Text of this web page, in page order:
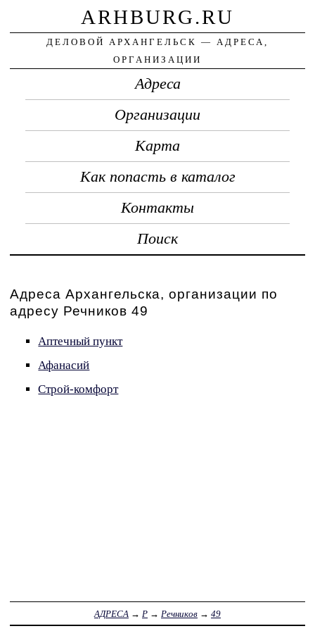
ARHBURG.RU
ДЕЛОВОЙ АРХАНГЕЛЬСК — АДРЕСА,
ОРГАНИЗАЦИИ
Адреса
Организации
Карта
Как попасть в каталог
Контакты
Поиск
Адреса Архангельска, организации по
адресу Речников 49
Аптечный пункт
Афанасий
Строй-комфорт
АДРЕСА → Р → Речников → 49